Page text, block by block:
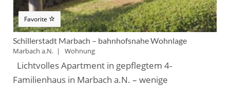
Favorite
Schillerstadt Marbach – bahnhofsnahe Wohnlage
Marbach a.N. | Wohnung
Lichtvolles Apartment in gepflegtem 4-
Familienhaus in Marbach a.N. – wenige